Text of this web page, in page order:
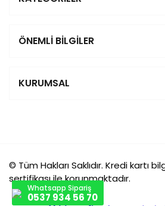
ÖNEMLİ BİLGİLER
KURUMSAL
© Tüm Hakları Saklıdır. Kredi kartı
sertifikası ile korunmaktadır.
Whatsapp Sipariş
0537 934 56 70